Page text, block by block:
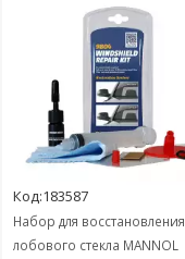
Код:183587
Набор для восстановления
лобового стекла MANNOL